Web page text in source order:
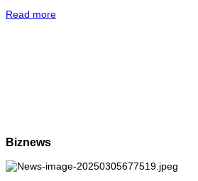
Read more
Biznews